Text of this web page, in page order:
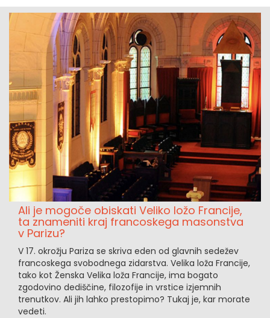
Ali je mogoče obiskati Veliko ložo Francije,
ta znameniti kraj francoskega masonstva
v Parizu?
V 17. okrožju Pariza se skriva eden od glavnih sedežev
francoskega svobodnega zidarstva. Velika loža Francije,
tako kot Ženska Velika loža Francije, ima bogato
zgodovino dediščine, filozofije in vrstice izjemnih
trenutkov. Ali jih lahko prestopimo? Tukaj je, kar morate
vedeti.